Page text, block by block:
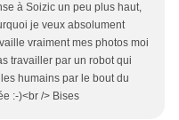
à Soizic un peu plus haut,
je veux absolument
vraiment mes photos moi
travailler par un robot qui
humains par le bout du
:-)<br /> Bises